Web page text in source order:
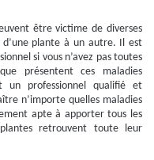
être victime de diverses
d’une plante à un autre. Il est
si vous n’avez pas toutes
présentent ces maladies
un professionnel qualifié et
n’importe quelles maladies
apte à apporter tous les
retrouvent toute leur